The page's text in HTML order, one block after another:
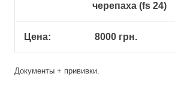
черепаха (fs 24)
Цена: 8000 грн.
Документы + прививки.